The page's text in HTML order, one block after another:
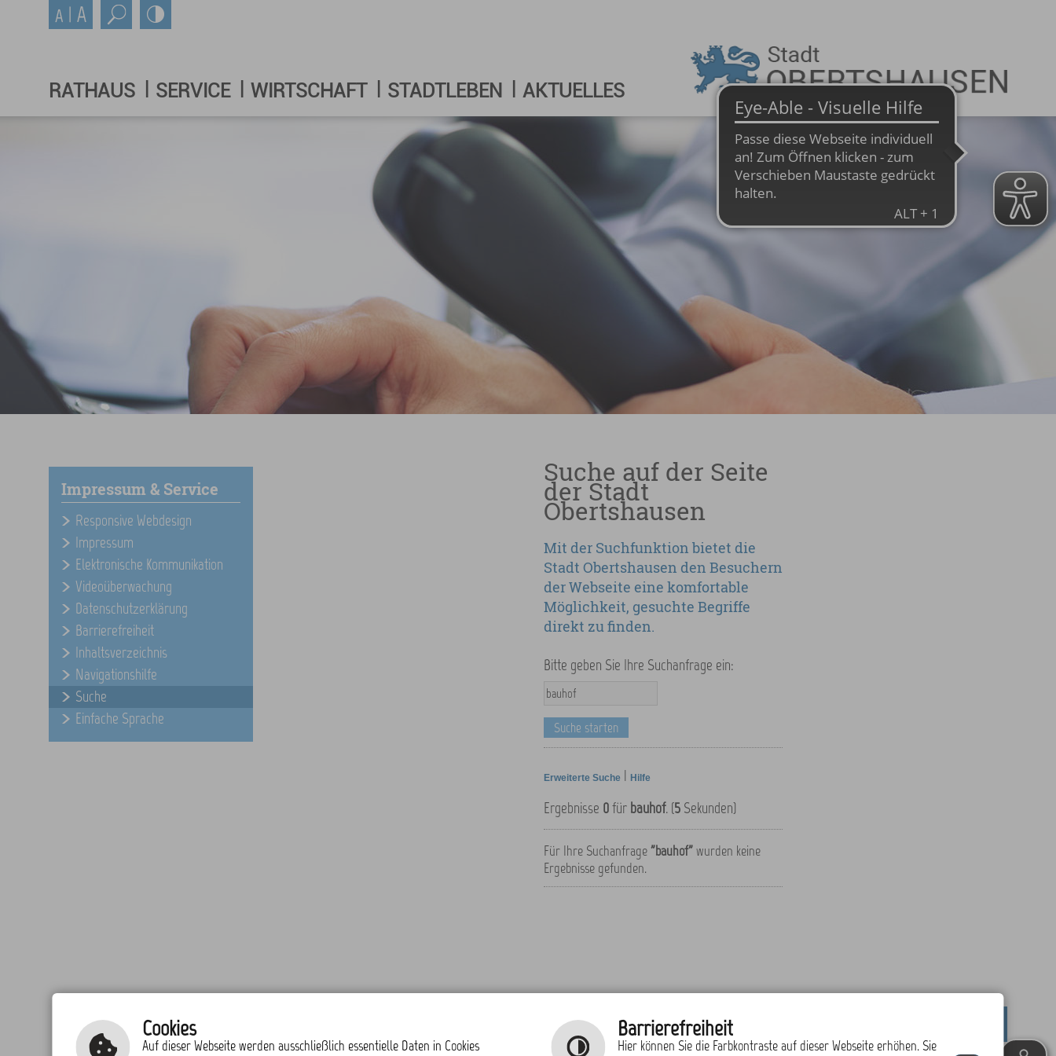
RATHAUS SERVICE WIRTSCHAFT STADTLEBEN AKTUELLES
Impressum & Service
Responsive Webdesign
Impressum
Elektronische Kommunikation
Videoüberwachung
Datenschutzerklärung
Barrierefreiheit
Inhaltsverzeichnis
Navigationshilfe
Suche
Einfache Sprache
Suche auf der Seite
der Stadt
Obertshausen
Mit der Suchfunktion bietet die
Stadt Obertshausen den Besuchern
der Webseite eine komfortable
Möglichkeit, gesuchte Begriffe
direkt zu finden.
Bitte geben Sie Ihre Suchanfrage ein:
Erweiterte Suche | Hilfe
Ergebnisse 0für bauhof. (5 Sekunden)
Für Ihre Suchanfrage"bauhof"wurden keine
Ergebnisse gefunden.
Cookies
Auf dieser Webseite werden ausschließlich essentielle Daten in Cookies
Barrierefreiheit
Hier können Sie die Farbkontraste auf dieser Webseite erhöhen. Sie